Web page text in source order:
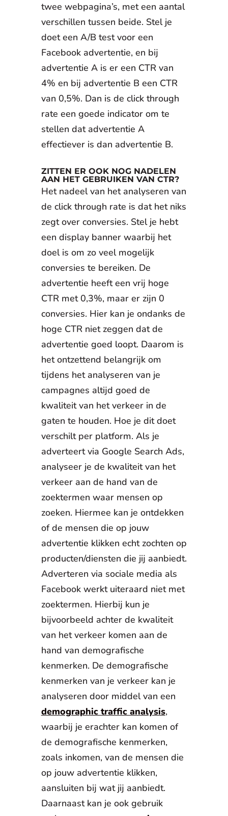
twee webpagina’s, met een aantal
verschillen tussen beide. Stel je
doet een A/B test voor een
Facebook advertentie, en bij
advertentie A is er een CTR van
4% en bij advertentie B een CTR
van 0,5%. Dan is de click through
rate een goede indicator om te
stellen dat advertentie A
effectiever is dan advertentie B.
ZITTEN ER OOK NOG NADELEN
AAN HET GEBRUIKEN VAN CTR?
Het nadeel van het analyseren van
de click through rate is dat het niks
zegt over conversies. Stel je hebt
een display banner waarbij het
doel is om zo veel mogelijk
conversies te bereiken. De
advertentie heeft een vrij hoge
CTR met 0,3%, maar er zijn 0
conversies. Hier kan je ondanks de
hoge CTR niet zeggen dat de
advertentie goed loopt. Daarom is
het ontzettend belangrijk om
tijdens het analyseren van je
campagnes altijd goed de
kwaliteit van het verkeer in de
gaten te houden. Hoe je dit doet
verschilt per platform. Als je
adverteert via Google Search Ads,
analyseer je de kwaliteit van het
verkeer aan de hand van de
zoektermen waar mensen op
zoeken. Hiermee kan je ontdekken
of de mensen die op jouw
advertentie klikken echt zochten op
producten/diensten die jij aanbiedt.
Adverteren via sociale media als
Facebook werkt uiteraard niet met
zoektermen. Hierbij kun je
bijvoorbeeld achter de kwaliteit
van het verkeer komen aan de
hand van demografische
kenmerken. De demografische
kenmerken van je verkeer kan je
analyseren door middel van een
demographic traffic analysis,
waarbij je erachter kan komen of
de demografische kenmerken,
zoals inkomen, van de mensen die
op jouw advertentie klikken,
aansluiten bij wat jij aanbiedt.
Daarnaast kan je ook gebruik